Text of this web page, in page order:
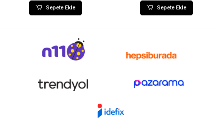
Sepete Ekle Sepete Ekle